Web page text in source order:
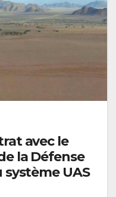
avec le
la Défense
UAS